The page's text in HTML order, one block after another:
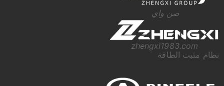
صن واي
zhengxi1983.com
نظام مثبت الطاقة